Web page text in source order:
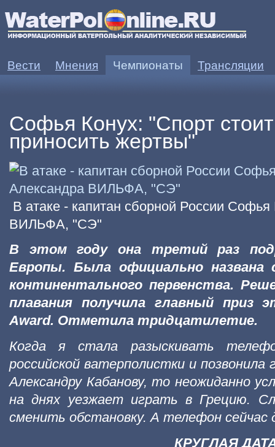
Вести Мнения Чемпионаты Трансляции
Софья Конух: "Спорт
приносить жертвы"
В атаке - капитан сборной России
ВИЛЬФА, "СЭ"
В этом году она третий раз
Европы. Была официально названа
континентального первенства.
плавания получила главный приз
Award. Отметила тридцатилетие.
Когда я стала разыскивать
российской ватерполистки и позвонила
Александру Кабанову, то неожиданно
на днях уезжает играть в Грецию.
сменить обстановку. А телефон сейчас
КРУГЛАЯ